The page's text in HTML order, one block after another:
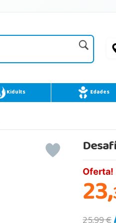
Kidults Edades
Oferta!
23,